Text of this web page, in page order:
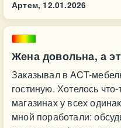
Артем, 12.01.2026
Жена довольна, а
Заказывал в ACT-
гостиную. Хотелось
магазинах у всех
мной поработали: